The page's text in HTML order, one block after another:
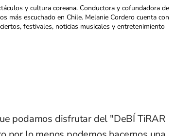
y cultura coreana. Conductora y cofundadora de
más escuchado en Chile. Melanie Cordero cuenta con
festivales, noticias musicales y entretenimiento
podamos disfrutar del "DeBÍ TiRAR